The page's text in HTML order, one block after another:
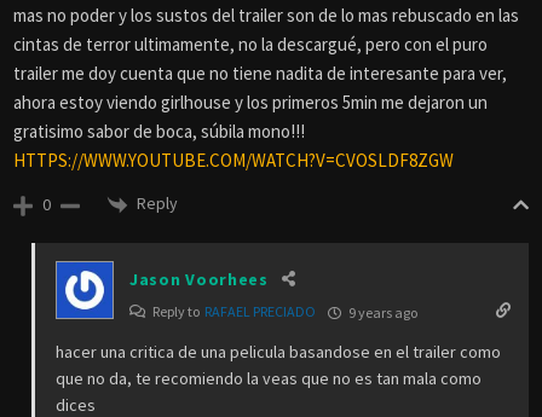
mas no poder y los sustos del trailer son de lo mas rebuscado en las
cintas de terror ultimamente, no la descargué, pero con el puro
trailer me doy cuenta que no tiene nadita de interesante para ver,
ahora estoy viendo girlhouse y los primeros 5min me dejaron un
gratisimo sabor de boca, súbila mono!!!
HTTPS://WWW.YOUTUBE.COM/WATCH?V=CVOSLDF8ZGW
0 Reply
Jason Voorhees
Reply to RAFAEL PRECIADO 9 years ago
hacer una critica de una pelicula basandose en el trailer como
que no da, te recomiendo la veas que no es tan mala como
dices